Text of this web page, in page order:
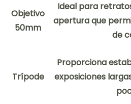
Objetivo
50mm
Ideal para
apertura que
de
Trípode
Proporciona
exposiciones